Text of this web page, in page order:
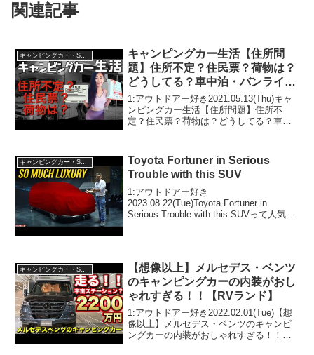
関連記事
キャンピングカー生活【住所問
題】住所不定？住民票？荷物は？
どうしてる？車中泊・バンライフ
の裏側
1:アウトドアー好き2021.05.13(Thu)キャ
ンピングカー生活【住所問題】住所不
定？住民票？荷物は？どうしてる？車中
ー好き2021.05.13(Thu)この動...
キャンピングカー・SUV人気車種
Toyota Fortuner in Serious
Trouble with this SUV
1:アウトドアー好き
2023.08.22(Tue)Toyota Fortuner in
Serious Trouble with this SUVって人気で
【想像以上】メルセデス・ベンツ
のキャンピングカーの内装がおし
ゃれすぎる！！【RVランド】
1:アウトドアー好き2022.02.01(Tue)【想
像以上】メルセデス・ベンツのキャンピ
ングカーの内装がおしゃれすぎる！！